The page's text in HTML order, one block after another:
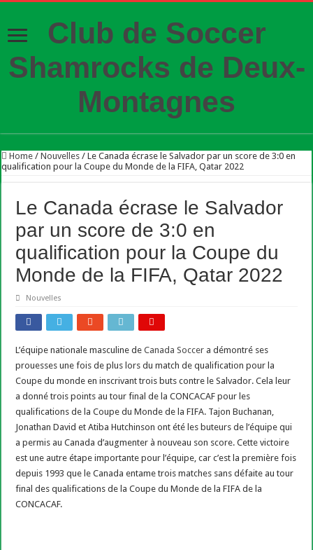
Club de Soccer
Shamrocks de Deux-
Montagnes
Home / Nouvelles / Le Canada écrase le Salvador par un score de 3:0 en
qualification pour la Coupe du Monde de la FIFA, Qatar 2022
Le Canada écrase le Salvador
par un score de 3:0 en
qualification pour la Coupe du
Monde de la FIFA, Qatar 2022
Nouvelles
L’équipe nationale masculine deCanada Soccer a démontré ses
prouesses une fois de plus lors du match de qualification pour la
Coupe du monde en inscrivant trois buts contre le Salvador. Cela leur
a donné trois points au tour final de la CONCACAF pour les
qualifications de la Coupe du Monde de la FIFA. Tajon Buchanan,
Jonathan David et Atiba Hutchinson ont été les buteurs de l’équipe qui
a permis au Canada d’augmenter à nouveau son score. Cette victoire
est une autre étape importante pour l’équipe, car c’est la première fois
depuis 1993 que le Canada entame trois matches sans défaite au tour
final des qualifications de la Coupe du Monde de la FIFA de la
CONCACAF.